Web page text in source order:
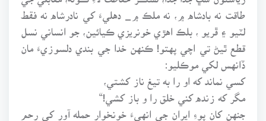
طاقت نه بادشاه ۾، نه ملڪ ۾_ دهليءَ کي نادرشاه نه فقط
لٽيو ۽ ڦريو ، بلڪ اهڙي خونريزي ڪيائين، جو انساني نسل
قطع ٿيڻ تي اچي پهتو! ڪنهن خدا جي بندي دلسوزيءَ مان
ڏانهس لکي موڪليو:
کسي نماند که او را به تيغ ناز کشتي،
مگر که زنده کني خلق را و باز کشي!“
جنهن کان پوءِ ايران جي انهيءَ خونخوار حمله آور کي رحم